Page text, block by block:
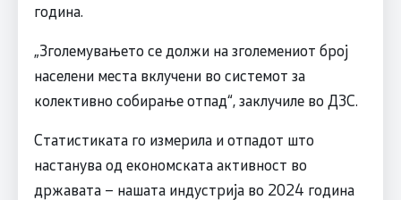
година.
„Зголемувањето се должи на зголемениот број
населени места вклучени во системот за
колективно собирање отпад“, заклучиле во ДЗС.
Статистиката го измерила и отпадот што
настанува од економската активност во
државата – нашата индустрија во 2024 година